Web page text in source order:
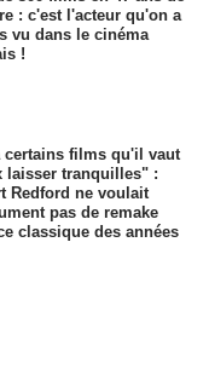
: c'est l'acteur qu'on a
vu dans le cinéma
!
certains films qu'il vaut
laisser tranquilles" :
Redford ne voulait
pas de remake
classique des années